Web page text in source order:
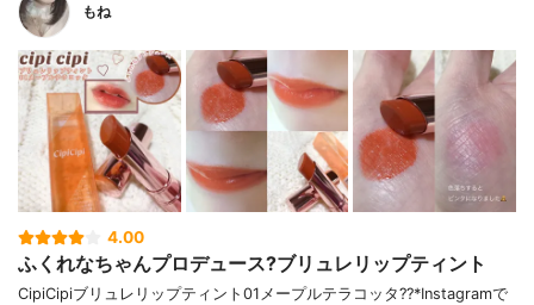
もね
4.00
ふくれなちゃんプロデュース?ブリュレリップティント
CipiCipiブリュレリップティント01メープルテラコッタ??*Instagramで